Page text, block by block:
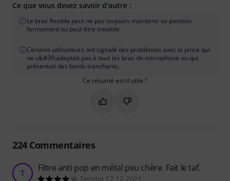
Ce que vous devez savoir d'autre :
Le bras flexible peut ne pas toujours maintenir sa position
fermement ou peut être instable.
Certains utilisateurs ont signalé des problèmes avec la pince qui
ne s&#39;adaptait pas à tous les bras de microphone ou qui
présentait des bords tranchants.
Ce résumé est-il utile ?
Marquer ce résumé comme utile
Marquer ce résumé comme
224Commentaires
T Filtre anti pop en métal peu chère. Fait le taf.
Tenma 17.12.2021